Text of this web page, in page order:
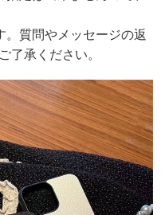
質問やメッセージの返
了承ください。